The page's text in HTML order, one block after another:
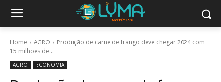
Home AGRO
Produção de carne de frango deve chegar 2024 com
15 milhões de...
AGRO ECONOMIA